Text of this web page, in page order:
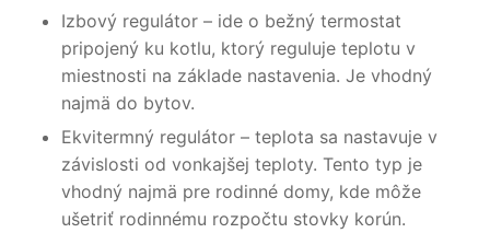
Izbový regulátor – ide o bežný termostat
pripojený ku kotlu, ktorý reguluje teplotu v
miestnosti na základe nastavenia. Je vhodný
najmä do bytov.
Ekvitermný regulátor – teplota sa nastavuje v
závislosti od vonkajšej teploty. Tento typ je
vhodný najmä pre rodinné domy, kde môže
ušetriť rodinnému rozpočtu stovky korún.